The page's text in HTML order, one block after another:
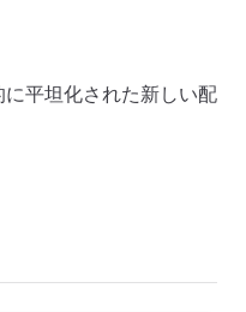
平坦化された新しい配